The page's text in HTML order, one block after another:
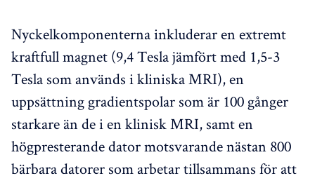
Nyckelkomponenterna inkluderar en extremt
kraftfull magnet (9,4 Tesla jämfört med 1,5-3
Tesla som används i kliniska MRI), en
uppsättning gradientspolar som är 100 gånger
starkare än de i en klinisk MRI, samt en
högpresterande dator motsvarande nästan 800
bärbara datorer som arbetar tillsammans för att